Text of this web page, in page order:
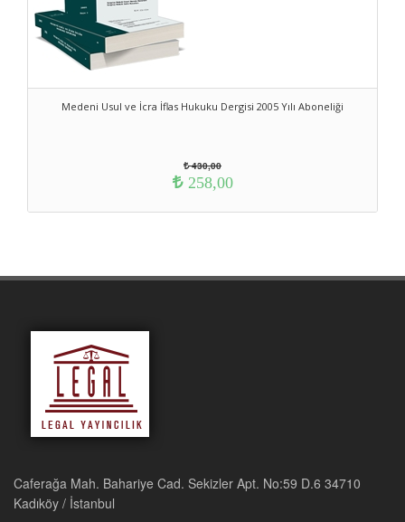
Medeni Usul ve İcra İflas Hukuku Dergisi 2005 Yılı Aboneliği
430,00
258,00
Caferağa Mah. Bahariye Cad. Sekizler Apt. No:59 D.6 34710
Kadıköy / İstanbul